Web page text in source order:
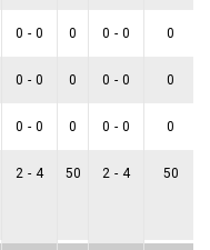
0 - 0 0 0 - 0 0
0 - 0 0 0 - 0 0
0 - 0 0 0 - 0 0
2 - 4 50 2 - 4 50